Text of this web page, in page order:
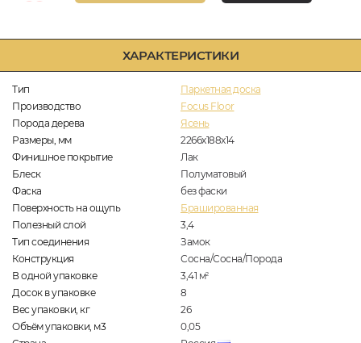
ХАРАКТЕРИСТИКИ
Тип
Паркетная доска
Производство
Focus Floor
Порода дерева
Ясень
Размеры, мм
2266x188x14
Финишное покрытие
Лак
Блеск
Полуматовый
Фаска
без фаски
Поверхность на ощупь
Брашированная
Полезный слой
3,4
Тип соединения
Замок
Конструкция
Сосна/Сосна/Порода
В одной упаковке
3,41 м2
Досок в упаковке
8
Вес упаковки, кг
26
Объём упаковки, м3
0,05